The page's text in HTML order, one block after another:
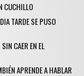
CUCHILLO
TARDE SE PUSO
CAER EN EL
APRENDE A HABLAR